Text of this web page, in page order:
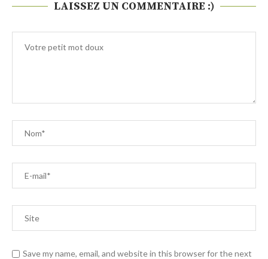
LAISSEZ UN COMMENTAIRE :)
Save my name, email, and website in this browser for the next